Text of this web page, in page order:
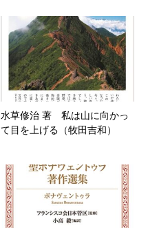
水草修治 著 私は山に向かっ
て目を上げる（牧田吉和）